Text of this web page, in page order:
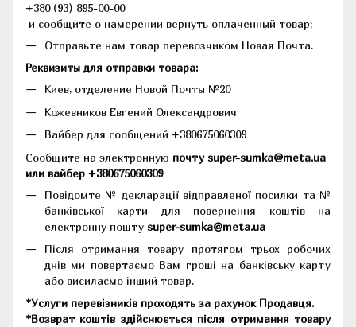
+380 (93) 895-00-00
и сообщите о намерении вернуть оплаченный товар;
Отправьте нам товар перевозчиком Новая Почта.
Реквизиты для отправки товара:
Киев, отделение Новой Почты №20
Кожевников Евгений Олександрович
Вайбер для сообщений +380675060309
Сообщите на электронную почту super-sumka@meta.ua
или вайбер +380675060309
Повідомте № декларації відправленої посилки та №
банківської карти для повернення коштів на
електронну пошту super-sumka@meta.ua
Після отримання товару протягом трьох робочих
днів ми повертаємо Вам гроші на банківську карту
або висилаємо інший товар.
*Услуги перевізників проходять за рахунок Продавця.
*Возврат коштів здійснюється після отримання товару